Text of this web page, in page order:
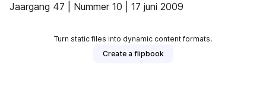
Jaargang 47 | Nummer 10 | 17 juni 2009
Turn static files into dynamic content formats.
Create a flipbook